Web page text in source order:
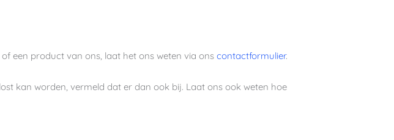
een product van ons, laat het ons weten via onscontactformulier.
kan worden, vermeld dat er dan ook bij. Laat ons ook weten hoe